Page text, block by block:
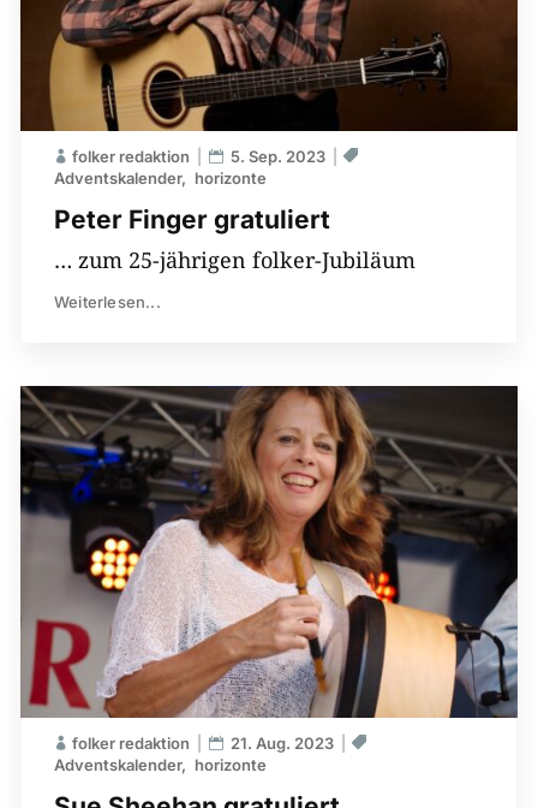
Peter Finger gratuliert
folker redaktion
5. Sep. 2023
Adventskalender
horizonte
… zum 25-jährigen folker-Jubiläum
Weiterlesen...
folker redaktion
21. Aug. 2023
Adventskalender
horizonte